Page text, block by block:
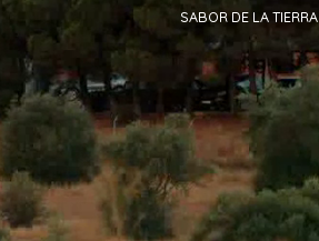
SABOR DE LA TIERRA